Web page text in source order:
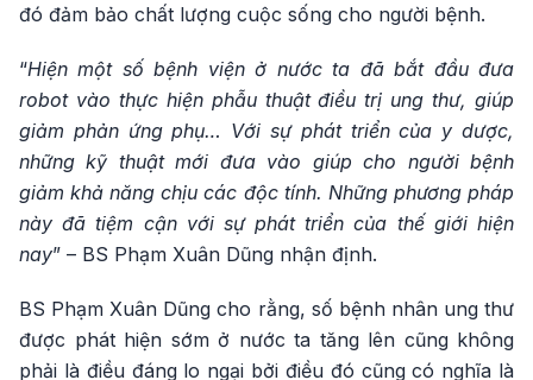
đó đảm bảo chất lượng cuộc sống cho người bệnh.
“Hiện một số bệnh viện ở nước ta đã bắt đầu đưa
robot vào thực hiện phẫu thuật điều trị ung thư, giúp
giảm phản ứng phụ… Với sự phát triển của y dược,
những kỹ thuật mới đưa vào giúp cho người bệnh
giảm khả năng chịu các độc tính. Những phương pháp
này đã tiệm cận với sự phát triển của thế giới hiện
nay” – BS Phạm Xuân Dũng nhận định.
BS Phạm Xuân Dũng cho rằng, số bệnh nhân ung thư
được phát hiện sớm ở nước ta tăng lên cũng không
phải là điều đáng lo ngại bởi điều đó cũng có nghĩa là